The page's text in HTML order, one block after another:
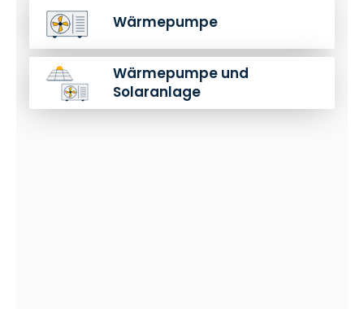
Wärmepumpe
Wärmepumpe und
Solaranlage